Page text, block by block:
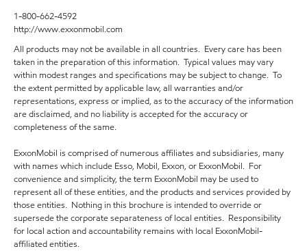
1-800-662-4592
http://www.exxonmobil.com
All products may not be available in all countries. Every care has been
taken in the preparation of this information. Typical values may vary
within modest ranges and specifications may be subject to change. To
the extent permitted by applicable law, all warranties and/or
representations, express or implied, as to the accuracy of the information
are disclaimed, and no liability is accepted for the accuracy or
completeness of the same.
ExxonMobil is comprised of numerous affiliates and subsidiaries, many
with names which include Esso, Mobil, Exxon, or ExxonMobil. For
convenience and simplicity, the term ExxonMobil may be used to
represent all of these entities, and the products and services provided by
those entities. Nothing in this brochure is intended to override or
supersede the corporate separateness of local entities. Responsibility
for local action and accountability remains with local ExxonMobil-
affiliated entities.